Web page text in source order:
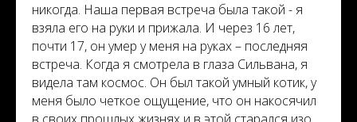
никогда. Наша первая встреча была такой - я
взяла его на руки и прижала. И через 16 лет,
почти 17, он умер у меня на руках – последняя
встреча. Когда я смотрела в глаза Сильвана, я
видела там космос. Он был такой умный котик, у
меня было четкое ощущение, что он накосячил